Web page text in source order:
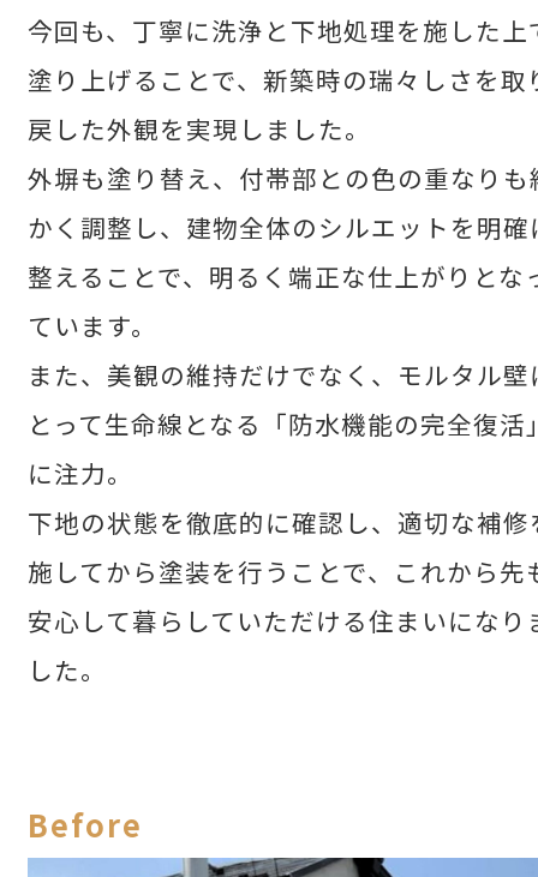
お知らせ
せた父さんコラム
採用情報
せた父さん
Contact Us
今回も、丁寧に洗浄と下地処理を施した上
塗り上げることで、新築時の瑞々しさを取
戻した外観を実現しました。
外塀も塗り替え、付帯部との色の重なりも
かく調整し、建物全体のシルエットを明確
整えることで、明るく端正な仕上がりとな
ています。
また、美観の維持だけでなく、モルタル壁
とって生命線となる「防水機能の完全復活
に注力。
下地の状態を徹底的に確認し、適切な補修
施してから塗装を行うことで、これから先
安心して暮らしていただける住まいになり
した。
Before